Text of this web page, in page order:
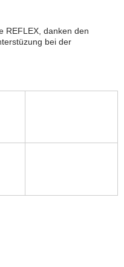
REFLEX, danken den
bei der